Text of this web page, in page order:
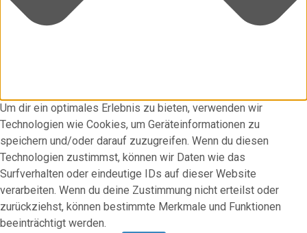
Um dir ein optimales Erlebnis zu bieten, verwenden wir
Technologien wie Cookies, um Geräteinformationen zu
speichern und/oder darauf zuzugreifen. Wenn du diesen
Technologien zustimmst, können wir Daten wie das
Surfverhalten oder eindeutige IDs auf dieser Website
verarbeiten. Wenn du deine Zustimmung nicht erteilst oder
zurückziehst, können bestimmte Merkmale und Funktionen
beeinträchtigt werden.